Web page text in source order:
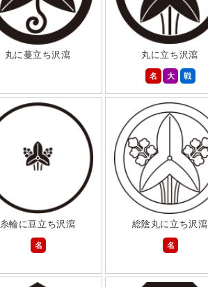
丸に蔓立ち沢瀉
丸に立ち沢瀉
名
大 戦
糸輪に豆立ち沢瀉
名
総陰丸に立ち沢瀉
名